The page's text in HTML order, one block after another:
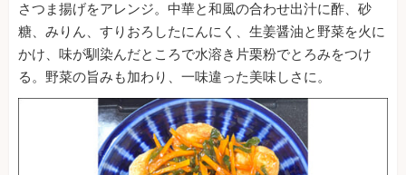
さつま揚げをアレンジ。中華と和風の合わせ出汁に酢、砂
糖、みりん、すりおろしたにんにく、生姜醤油と野菜を火に
かけ、味が馴染んだところで水溶き片栗粉でとろみをつけ
る。野菜の旨みも加わり、一味違った美味しさに。